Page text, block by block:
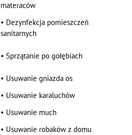
materaców
• Dezynfekcja pomieszczeń
sanitarnych
•Sprzątanie po gołębiach
• Usuwanie gniazda os
• Usuwanie karaluchów
• Usuwanie much
• Usuwanie robaków z domu